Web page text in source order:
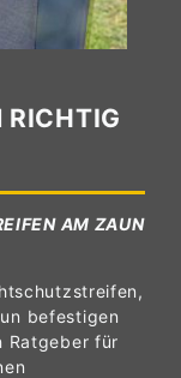
RICHTIG
AM ZAUN
befestigen
Ratgeber für